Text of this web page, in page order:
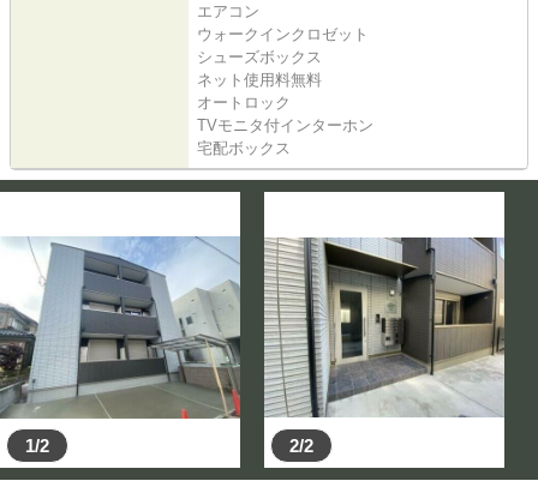
エアコン
ウォークインクロゼット
シューズボックス
ネット使用料無料
オートロック
TVモニタ付インターホン
宅配ボックス
1/2 2/2